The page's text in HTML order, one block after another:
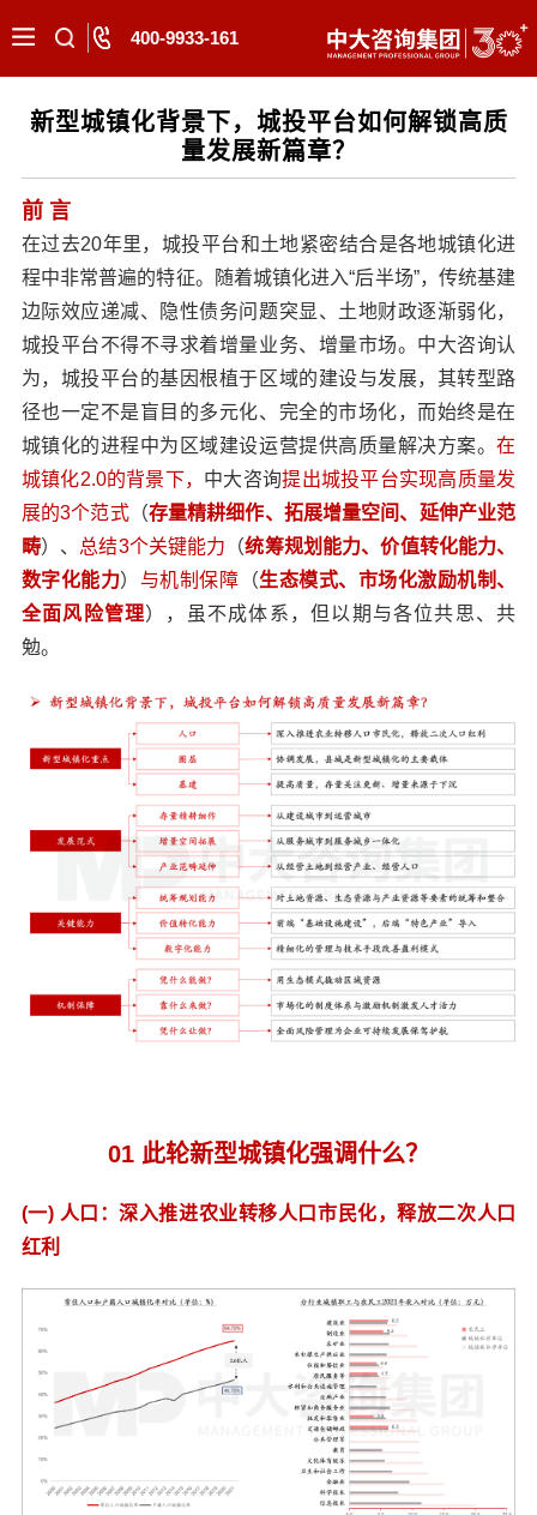
400-9933-161
新型城镇化背景下，城投平台如何解锁高质
量发展新篇章？
前 言
在过去20年里，城投平台和土地紧密结合是各地城镇化进
程中非常普遍的特征。随着城镇化进入“后半场”，传统基建
边际效应递减、隐性债务问题突显、土地财政逐渐弱化，
城投平台不得不寻求着增量业务、增量市场。中大咨询认
为，城投平台的基因根植于区域的建设与发展，其转型路
径也一定不是盲目的多元化、完全的市场化，而始终是在
城镇化的进程中为区域建设运营提供高质量解决方案。在
城镇化2.0的背景下， 中大咨询提出城投平台实现高质量发
展的3个范式（存量精耕细作、拓展增量空间、延伸产业范
畴）、 总结3个关键能力 （统筹规划能力、价值转化能力、
数字化能力） 与机制保障 （生态模式、市场化激励机制、
全面风险管理），虽不成体系，但以期与各位共思、共
勉。
01 此轮新型城镇化强调什么？
(一) 人口：深入推进农业转移人口市民化，释放二次人口
红利